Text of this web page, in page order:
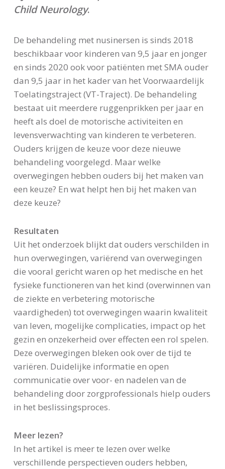
Child Neurology.
De behandeling met nusinersen is sinds 2018
beschikbaar voor kinderen van 9,5 jaar en jonger
en sinds 2020 ook voor patiënten met SMA ouder
dan 9,5 jaar in het kader van het Voorwaardelijk
Toelatingstraject (VT-Traject). De behandeling
bestaat uit meerdere ruggenprikken per jaar en
heeft als doel de motorische activiteiten en
levensverwachting van kinderen te verbeteren.
Ouders krijgen de keuze voor deze nieuwe
behandeling voorgelegd. Maar welke
overwegingen hebben ouders bij het maken van
een keuze? En wat helpt hen bij het maken van
deze keuze?
Resultaten
Uit het onderzoek blijkt dat ouders verschilden in
hun overwegingen, variërend van overwegingen
die vooral gericht waren op het medische en het
fysieke functioneren van het kind (overwinnen van
de ziekte en verbetering motorische
vaardigheden) tot overwegingen waarin kwaliteit
van leven, mogelijke complicaties, impact op het
gezin en onzekerheid over effecten een rol spelen.
Deze overwegingen bleken ook over de tijd te
variëren. Duidelijke informatie en open
communicatie over voor- en nadelen van de
behandeling door zorgprofessionals hielp ouders
in het beslissingsproces.
Meer lezen?
In het artikel is meer te lezen over welke
verschillende perspectieven ouders hebben,